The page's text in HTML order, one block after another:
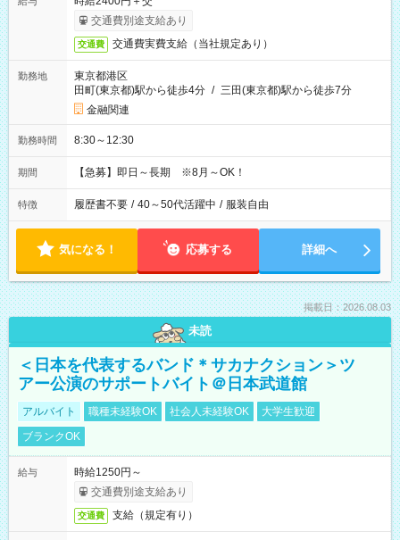
交通費別途支給あり
交通費 交通費実費支給（当社規定あり）
勤務地
東京都港区
田町(東京都)駅から徒歩4分 / 三田(東京都)駅から徒歩7分
金融関連
勤務時間 8:30～12:30
期間 【急募】即日～長期 ※8月～OK！
特徴 履歴書不要 / 40～50代活躍中 / 服装自由
気になる！ 応募する 詳細へ
掲載日：2026.08.03
未読
＜日本を代表するバンド＊サカナクション＞ツ
アー公演のサポートバイト＠日本武道館
アルバイト 職種未経験OK 社会人未経験OK
大学生歓迎
ブランクOK
給与
時給1250円～
交通費別途支給あり
交通費 支給（規定有り）